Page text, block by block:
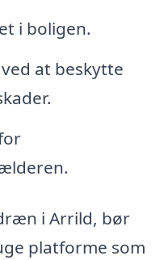
i boligen.
at beskytte
i Arrild, bør
platforme som